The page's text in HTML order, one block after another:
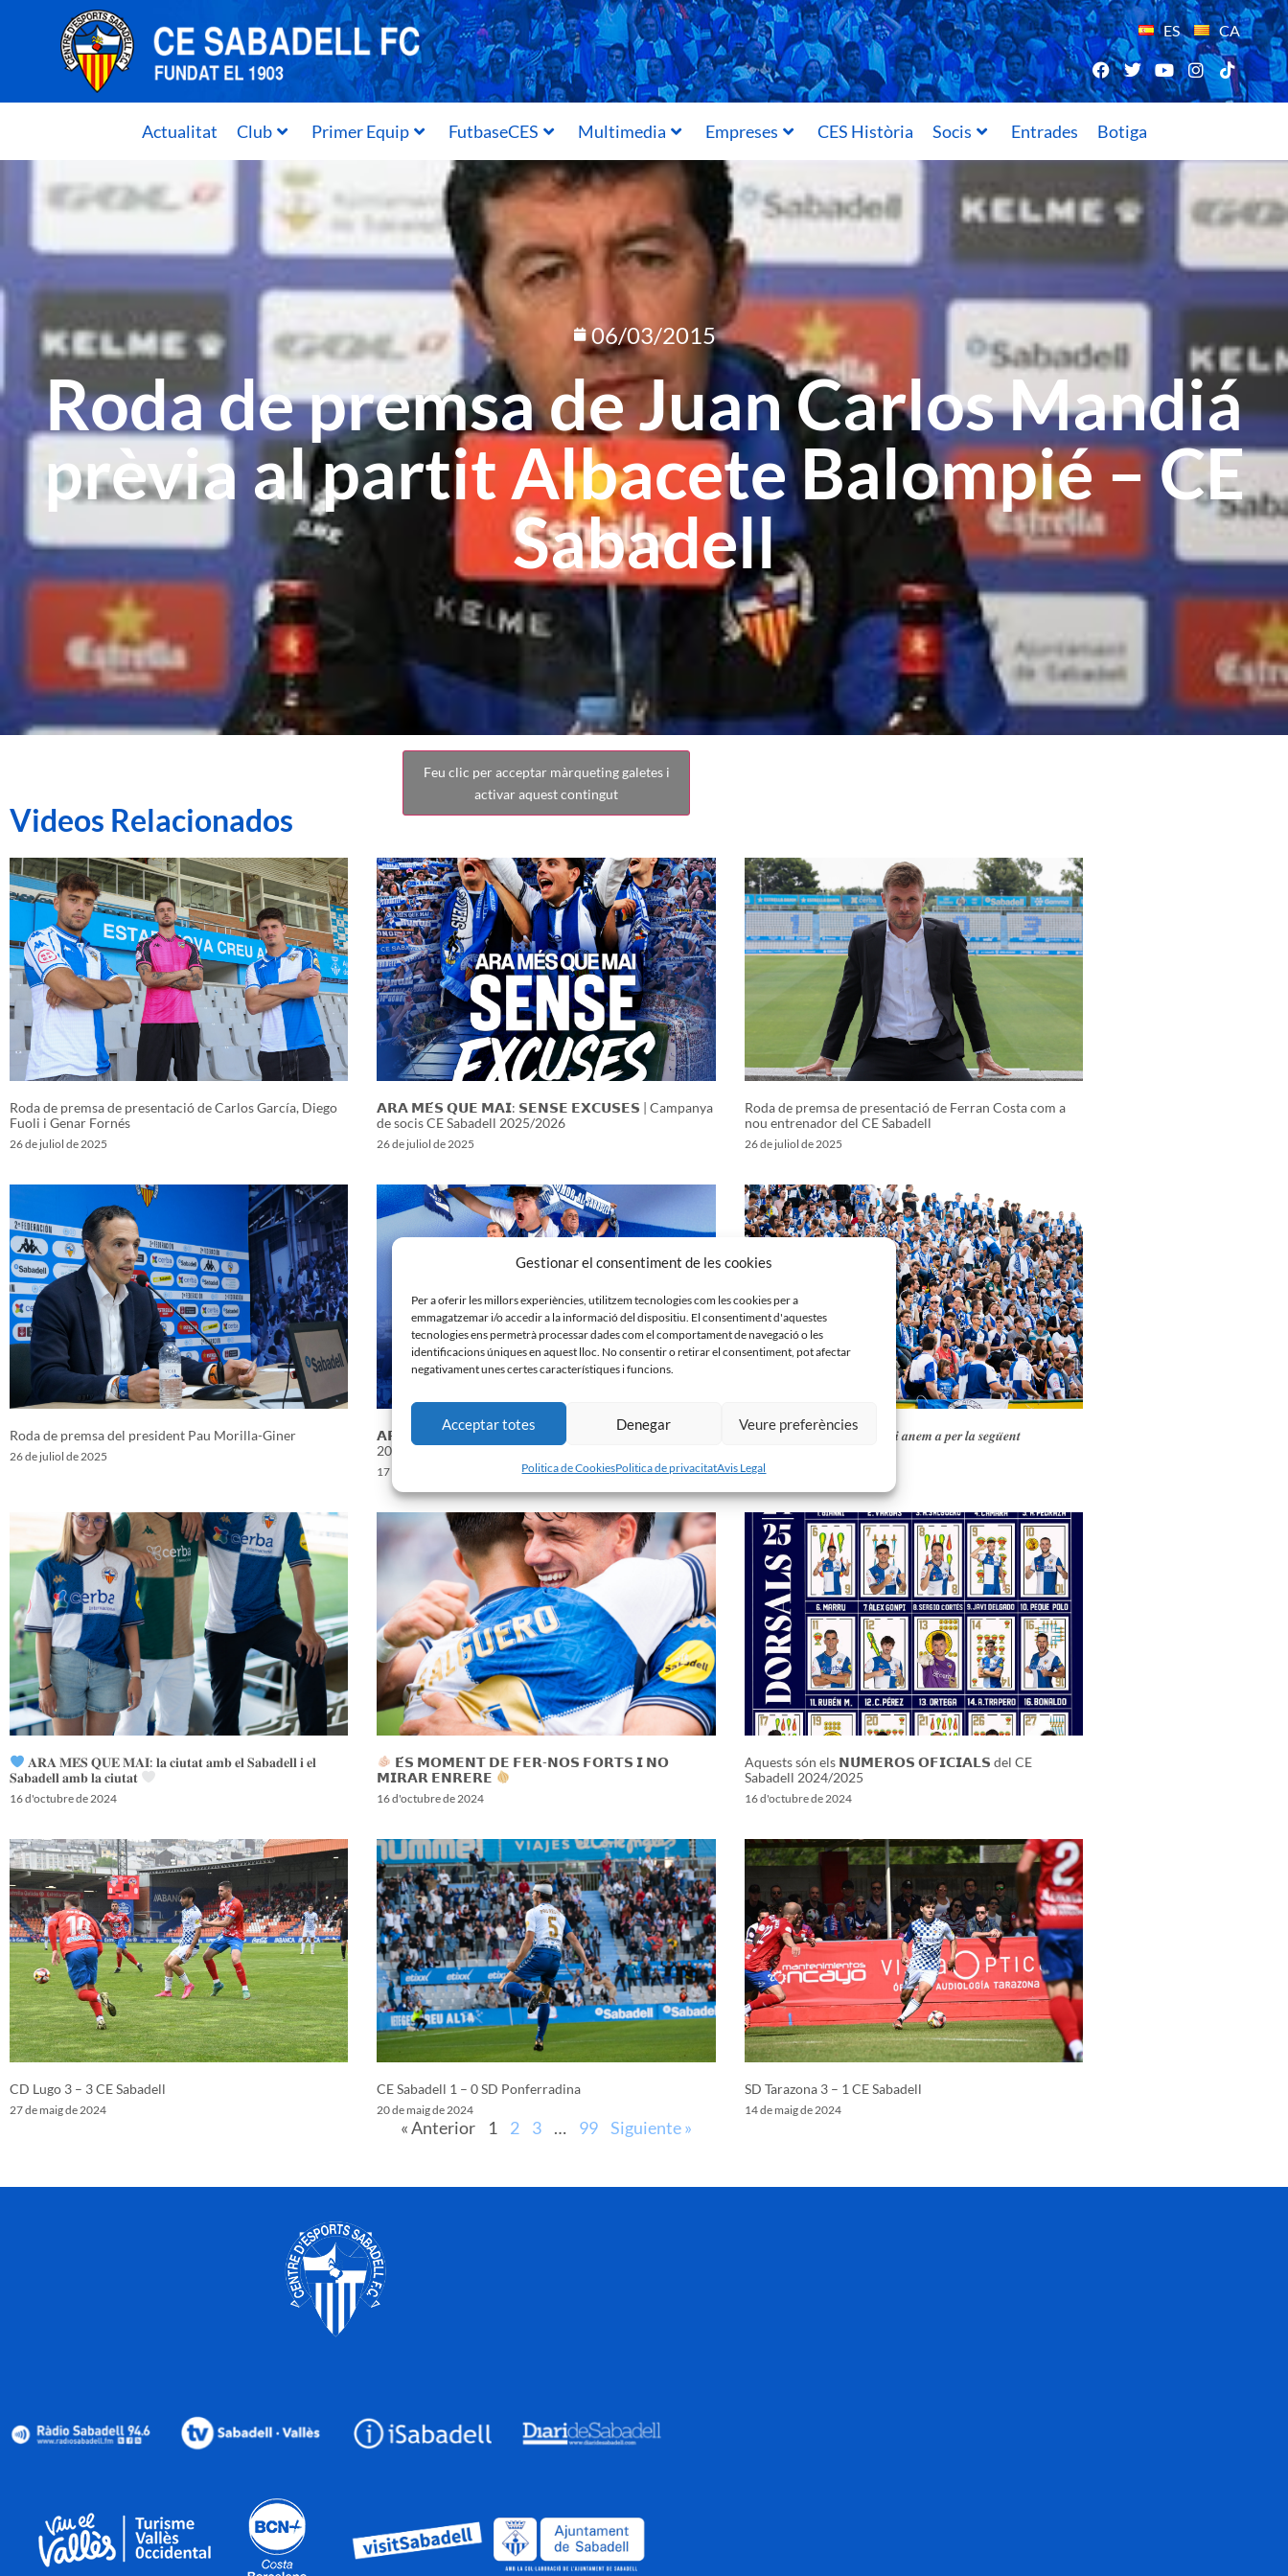
Gestionar el consentiment de les cookies
Per a oferir les millors experiències, utilitzem tecnologies com les cookies per a
emmagatzemar i/o accedir a la informació del dispositiu. El consentiment d'aquestes
tecnologies ens permetrà processar dades com el comportament de navegació o les
identificacions úniques en aquest lloc. No consentir o retirar el consentiment, pot afectar
negativament unes certes característiques i funcions.
Acceptar totes Denegar Veure preferències
Politica de CookiesPolitica de privacitatAvis Legal
ES CA
Actualitat Club Primer Equip FutbaseCES Multimedia Empreses CES Història Socis Entrades Botiga
06/03/2015
Roda de premsa de Juan Carlos Mandiá
prèvia al partit Albacete Balompié – CE
Sabadell
Feu clic per acceptar màrqueting galetes i
activar aquest contingut
Videos Relacionados
Roda de premsa de presentació de Carlos García, Diego
Fuoli i Genar Fornés
26 de juliol de 2025
𝗔𝗥𝗔 𝗠𝗘́𝗦 𝗤𝗨𝗘 𝗠𝗔𝗜: 𝗦𝗘𝗡𝗦𝗘 𝗘𝗫𝗖𝗨𝗦𝗘𝗦 | Campanya
de socis CE Sabadell 2025/2026
26 de juliol de 2025
Roda de premsa de presentació de Ferran Costa com a
nou entrenador del CE Sabadell
26 de juliol de 2025
Roda de premsa del president Pau Morilla-Giner
26 de juliol de 2025
𝗔𝗥𝗔 𝗠𝗘́𝗦 𝗤𝗨𝗘 𝗠𝗔𝗜 | Campanya de socis CE Sabadell
2024/2025
17 d'octubre de 2024
𝑽𝒆𝒏𝒊𝒎 𝒅’𝒖𝒏𝒂 𝒈𝒓𝒂𝒏 𝒃𝒂𝒕𝒂𝒍𝒍𝒂…𝒊 𝒂𝒏𝒆𝒎 𝒂 𝒑𝒆𝒓 𝒍𝒂 𝒔𝒆𝒈𝒖̈𝒆𝒏𝒕
𝐀𝐑𝐀 𝐌𝐄́𝐒 𝐐𝐔𝐄 𝐌𝐀𝐈: 𝐥𝐚 𝐜𝐢𝐮𝐭𝐚𝐭 𝐚𝐦𝐛 𝐞𝐥 𝐒𝐚𝐛𝐚𝐝𝐞𝐥𝐥 𝐢 𝐞𝐥
𝐒𝐚𝐛𝐚𝐝𝐞𝐥𝐥 𝐚𝐦𝐛 𝐥𝐚 𝐜𝐢𝐮𝐭𝐚𝐭
16 d'octubre de 2024
𝗘́𝗦 𝗠𝗢𝗠𝗘𝗡𝗧 𝗗𝗘 𝗙𝗘𝗥-𝗡𝗢𝗦 𝗙𝗢𝗥𝗧𝗦 𝗜 𝗡𝗢
𝗠𝗜𝗥𝗔𝗥 𝗘𝗡𝗥𝗘𝗥𝗘
16 d'octubre de 2024
Aquests són els 𝗡𝗨́𝗠𝗘𝗥𝗢𝗦 𝗢𝗙𝗜𝗖𝗜𝗔𝗟𝗦 del CE
Sabadell 2024/2025
16 d'octubre de 2024
CD Lugo 3 – 3 CE Sabadell
27 de maig de 2024
CE Sabadell 1 – 0 SD Ponferradina
20 de maig de 2024
SD Tarazona 3 – 1 CE Sabadell
14 de maig de 2024
« Anterior 1 2 3 … 99 Siguiente »